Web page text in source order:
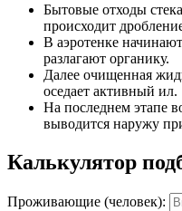
Бытовые отходы
происходит
В аэротенке
разлагают органику.
Далее очищенная
оседает активный ил.
На последнем этапе
выводится наружу
Калькулятор
Проживающие (человек):